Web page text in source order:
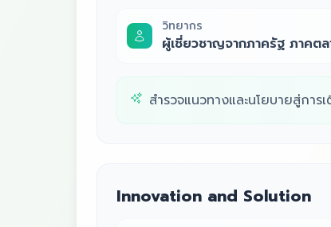
วิทยากร
ผู้เชี่ยวชาญจากภาครัฐ ภาคต
สำรวจแนวทางและนโยบายสู่กา
Innovation and Solution